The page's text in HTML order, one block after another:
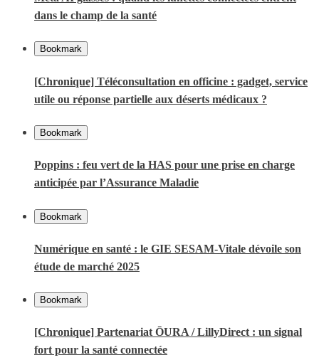
dans le champ de la santé
Bookmark
[Chronique] Téléconsultation en officine : gadget, service
utile ou réponse partielle aux déserts médicaux ?
Bookmark
Poppins : feu vert de la HAS pour une prise en charge
anticipée par l’Assurance Maladie
Bookmark
Numérique en santé : le GIE SESAM-Vitale dévoile son
étude de marché 2025
Bookmark
[Chronique] Partenariat ŌURA / LillyDirect : un signal
fort pour la santé connectée